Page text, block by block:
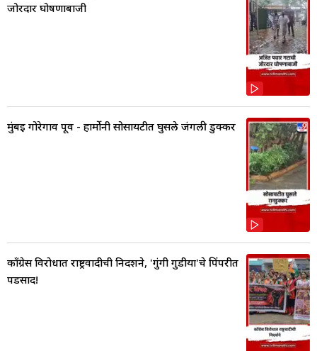
जोरदार घोषणाबाजी
मुंबई गोरेगाव पूर्व - हार्मोनी सोसायटीत घुसले जंगली डुक्कर
काँग्रेस विरोधात राष्ट्रवादीची निदर्शने, 'गुंगी गुडीया'चे पिंपरीत
पडसाद!